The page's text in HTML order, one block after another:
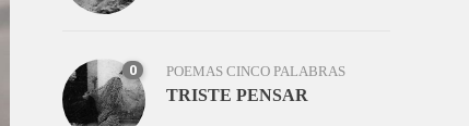
0 POEMAS CINCO PALABRAS
TRISTE PENSAR